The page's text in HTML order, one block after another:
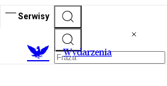
Serwisy
Wydarzenia